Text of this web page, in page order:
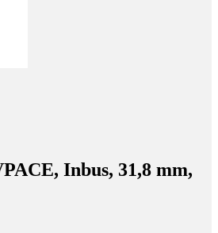
Inbus, 31,8 mm,